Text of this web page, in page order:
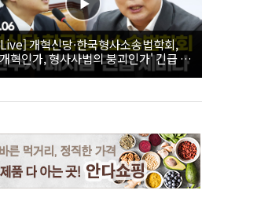
개혁신당·한국형사소송법학회,
혁인가, 형사사법의 붕괴인가' 긴급 세
26.08.06